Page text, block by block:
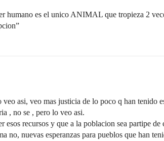
humano es el unico ANIMAL que tropieza 2
veo asi, veo mas justicia de lo poco q han tenido
, no se , pero lo veo asi.
esos recursos y que a la poblacion sea partipe de
no, nuevas esperanzas para pueblos que han